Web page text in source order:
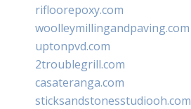
rifloorepoxy.com
woolleymillingandpaving.com
uptonpvd.com
2troublegrill.com
casateranga.com
sticksandstonesstudiooh.com